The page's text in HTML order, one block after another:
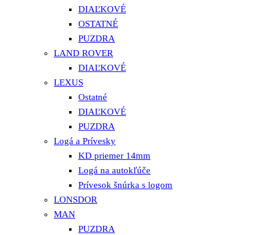
DIAĽKOVÉ
OSTATNÉ
PUZDRA
LAND ROVER
DIAĽKOVÉ
LEXUS
Ostatné
DIAĽKOVÉ
PUZDRA
Logá a Prívesky
KD priemer 14mm
Logá na autokľúče
Prívesok šnúrka s logom
LONSDOR
MAN
PUZDRA